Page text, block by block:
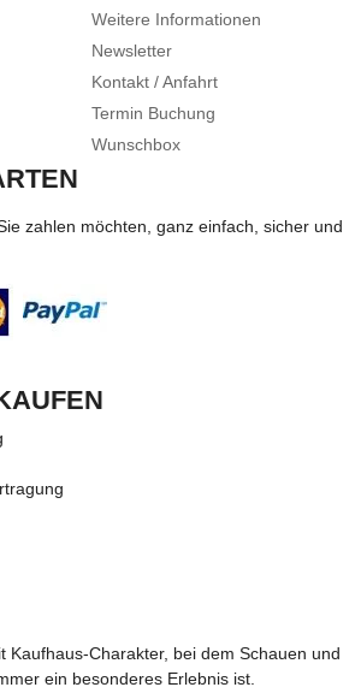
Weitere Informationen
Newsletter
Kontakt / Anfahrt
Termin Buchung
Wunschbox
zahlen möchten, ganz einfach, sicher und
Kaufhaus-Charakter, bei dem Schauen und
ein besonderes Erlebnis ist.